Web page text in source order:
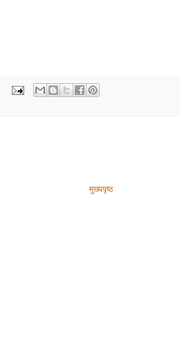
मुख्यपृष्ठ